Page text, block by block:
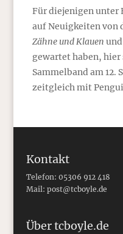
Für diejenigen unter
auf Neuigkeiten von
Zähne und Klauen
gewartet haben,
Sammelband am 12.
zeitgleich mit
Kontakt
Telefon: 05306 912 418
Mail: post@tcboyle.de
Über tcboyle.de